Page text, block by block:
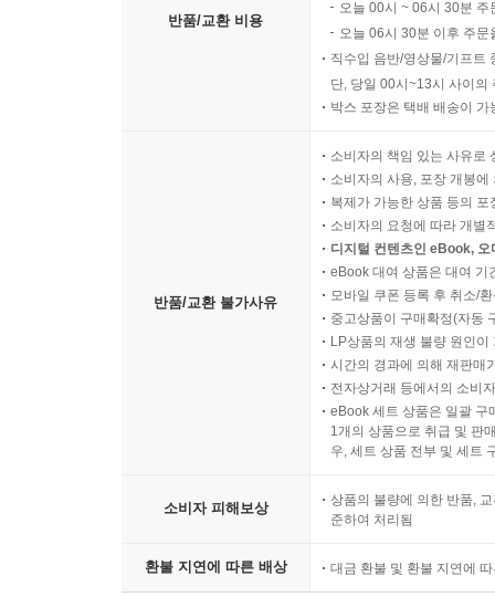
반품/교환 비용
오늘 00시 ~ 06시 30분
오늘 06시 30분 이후 주
직수입 음반/영상물/기프트
단, 당일 00시~13시 사이의
박스 포장은 택배 배송이
반품/교환 불가사유
소비자의 책임 있는 사유로
소비자의 사용, 포장 개봉
복제가 가능한 상품 등의
소비자의 요청에 따라 개별
디지털 컨텐츠인 eBook,
eBook 대여 상품은 대여 기
모바일 쿠폰 등록 후 취소/
중고상품이 구매확정(자동
LP상품의 재생 불량 원인
시간의 경과에 의해 재판매
전자상거래 등에서의 소비
eBook 세트 상품은 일괄 구
1개의 상품으로 취급 및 판
우, 세트 상품 전부 및 세트
소비자 피해보상
상품의 불량에 의한 반품,
준하여 처리됨
환불 지연에 따른 배상 대금 환불 및 환불 지연에